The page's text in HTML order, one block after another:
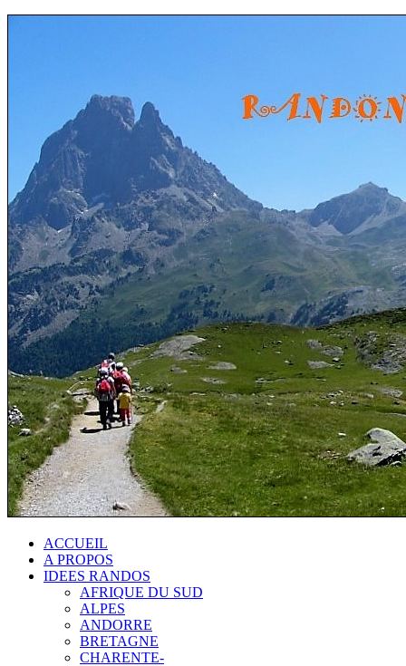
ACCUEIL
A PROPOS
IDEES RANDOS
AFRIQUE DU SUD
ALPES
ANDORRE
BRETAGNE
CHARENTE-